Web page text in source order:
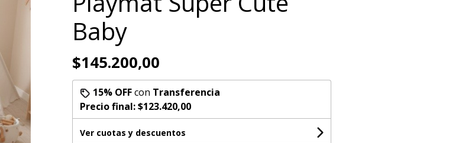
Baby
$145.200,00
15% OFFcon Transferencia
Precio final:$123.420,00
Ver cuotas y descuentos